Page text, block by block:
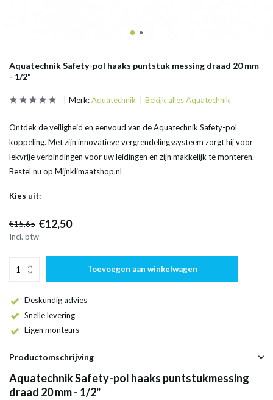
Aquatechnik Safety-pol haaks puntstuk messing draad 20 mm
- 1/2"
Merk:Aquatechnik Bekijk alles Aquatechnik
Ontdek de veiligheid en eenvoud van de Aquatechnik Safety-pol
koppeling. Met zijn innovatieve vergrendelingssysteem zorgt hij voor
lekvrije verbindingen voor uw leidingen en zijn makkelijk te monteren.
Bestel nu op Mijnklimaatshop.nl
Kies uit:
€15,65 €12,50
Incl. btw
Toevoegen aan winkelwagen
Deskundig advies
Snelle levering
Eigen monteurs
Productomschrijving
Aquatechnik Safety-pol haaks puntstukmessing
draad 20 mm - 1/2"